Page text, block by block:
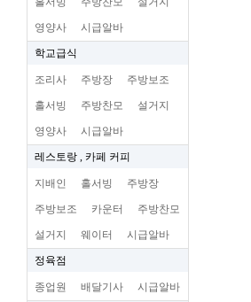
영양사 시급알바
학교급식
조리사 주방장 주방보조
홀서빙 주방찬모 설거지
영양사 시급알바
레스토랑 , 카페 커피
지배인 홀서빙 주방장
주방보조 카운터 주방찬모
설거지 웨이터 시급알바
정육점
종업원 배달기사 시급알바